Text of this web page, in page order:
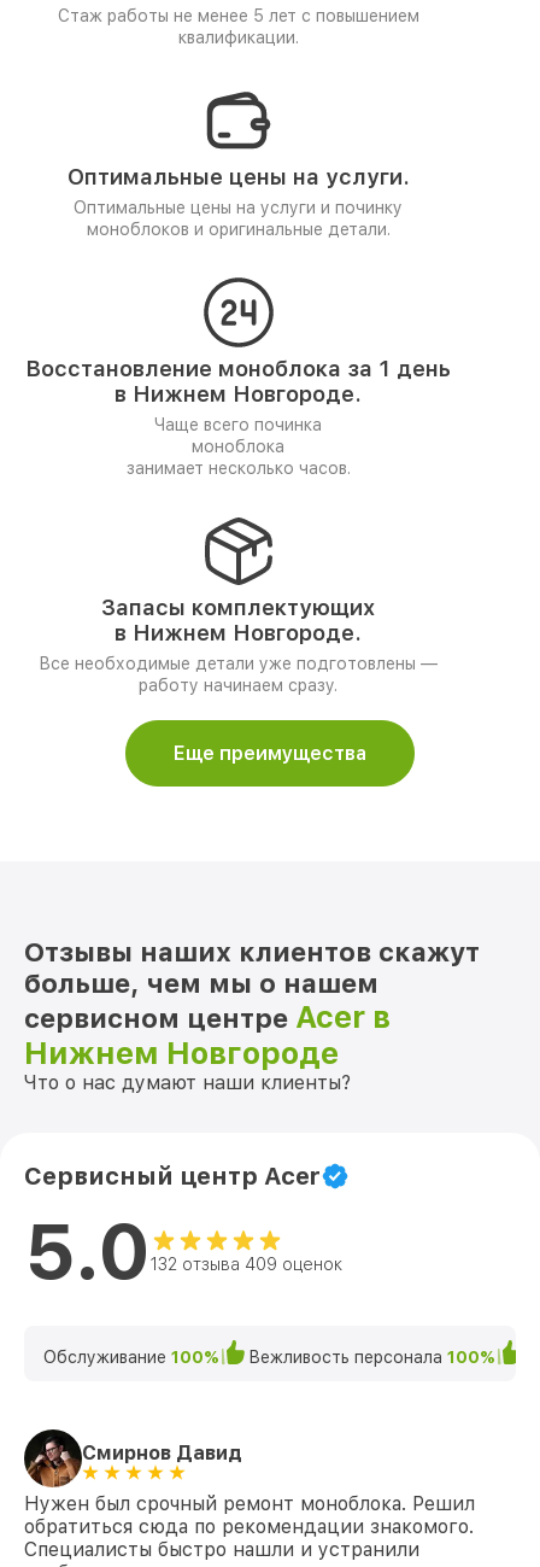
Стаж работы не менее 5 лет с повышением
квалификации.
Оптимальные цены на услуги.
Оптимальные цены на услуги и починку
моноблоков и оригинальные детали.
Восстановление моноблока за 1 день
в Нижнем Новгороде.
Чаще всего починка
моноблока
занимает несколько часов.
Запасы комплектующих
в Нижнем Новгороде.
Все необходимые детали уже подготовлены —
работу начинаем сразу.
Еще преимущества
Отзывы наших клиентов скажут
больше, чем мы о нашем
сервисном центре Acer в
Нижнем Новгороде
Что о нас думают наши клиенты?
Сервисный центр Acer
5.0 132 отзыва 409 оценок
Обслуживание 100% Вежливость персонала 100%
Смирнов Давид
Нужен был срочный ремонт моноблока. Решил
обратиться сюда по рекомендации знакомого.
Специалисты быстро нашли и устранили